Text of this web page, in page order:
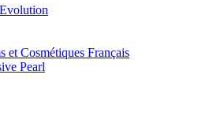
et Cosmétiques Français
Pearl